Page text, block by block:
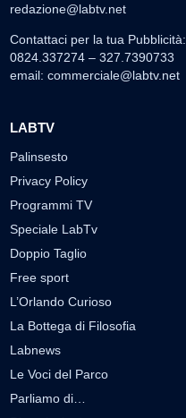
redazione@labtv.net
Contattaci per la tua Pubblicità:
0824.337274 – 327.7390733
email: commerciale@labtv.net
LABTV
Palinsesto
Privacy Policy
Programmi TV
Speciale LabTv
Doppio Taglio
Free sport
L’Orlando Curioso
La Bottega di Filosofia
Labnews
Le Voci del Parco
Parliamo di…